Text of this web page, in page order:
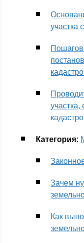
участка
Категория:
Зачем
Как